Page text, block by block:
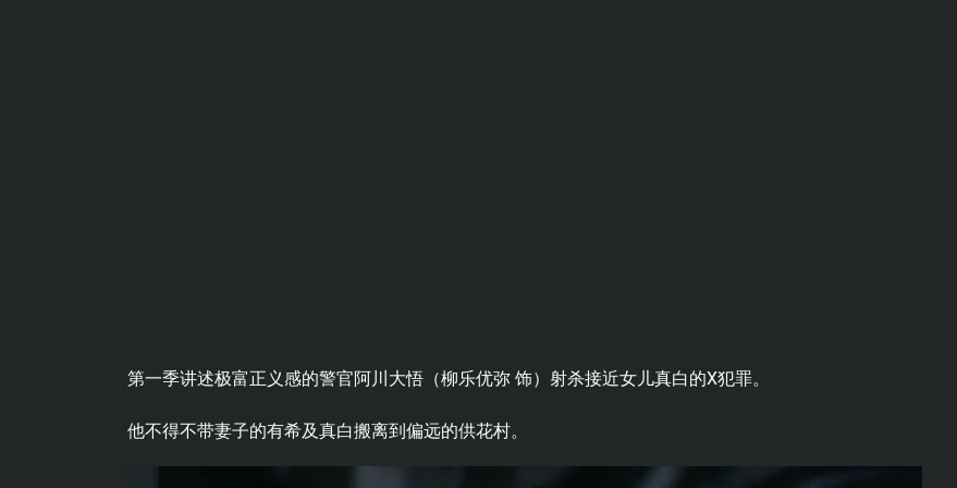
第一季讲述极富正义感的警官阿川大悟（柳乐优弥 饰）射杀接近女儿真白的X犯罪。
他不得不带妻子的有希及真白搬离到偏远的供花村。